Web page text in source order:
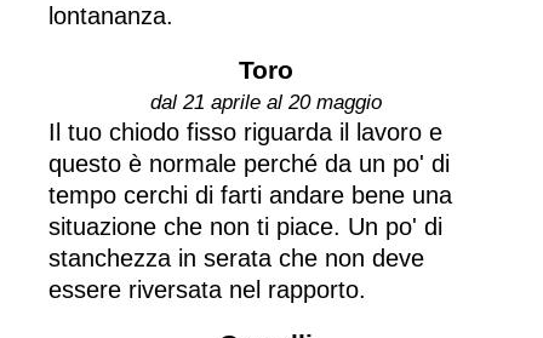
lontananza.
Toro
dal 21 aprile al 20 maggio
Il tuo chiodo fisso riguarda il lavoro e
questo è normale perché da un po' di
tempo cerchi di farti andare bene una
situazione che non ti piace. Un po' di
stanchezza in serata che non deve
essere riversata nel rapporto.